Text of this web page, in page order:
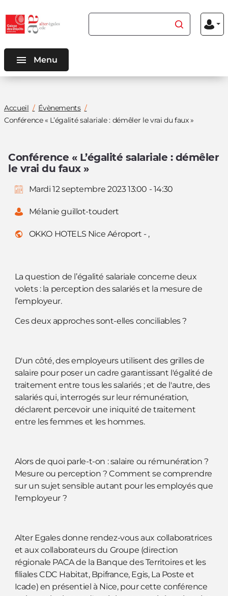
contenu
menu
Rechercher du contenu
Menu
Menu
Vous
êtes
Accueil
Évènements
Conférence « L’égalité salariale : démêler le vrai du faux »
Conférence « L’égalité salariale : démêler
le vrai du faux »
Mardi 12 septembre 2023 13:00 - 14:30
Mélanie guillot-toudert
OKKO HOTELS Nice Aéroport - ,
La question de l’égalité salariale concerne deux
volets : la perception des salariés et la mesure de
l’employeur.
Ces deux approches sont-elles conciliables ?
D'un côté, des employeurs utilisent des grilles de
salaire pour poser un cadre garantissant l'égalité de
traitement entre tous les salariés ; et de l'autre, des
salariés qui, interrogés sur leur rémunération,
déclarent percevoir une iniquité de traitement
entre les femmes et les hommes.
Alors de quoi parle-t-on : salaire ou rémunération ?
Mesure ou perception ? Comment se comprendre
sur un sujet sensible autant pour les employés que
l'employeur ?
Alter Egales donne rendez-vous aux collaboratrices
et aux collaborateurs du Groupe (direction
régionale PACA de la Banque des Territoires et les
filiales CDC Habitat, Bpifrance, Egis, La Poste et
Icade) en présentiel à Nice, pour cette conférence